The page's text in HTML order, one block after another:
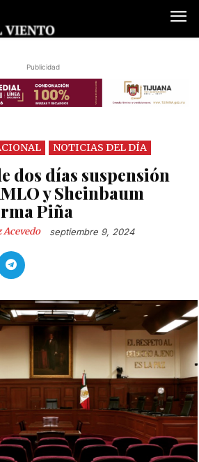
Publicidad
NOTICIAS DEL DÍA
dos días suspensión
y Sheinbaum
Piña
Acevedo septiembre 9, 2024